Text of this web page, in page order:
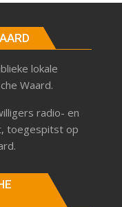
lokale
Waard.
radio- en
toegespitst op